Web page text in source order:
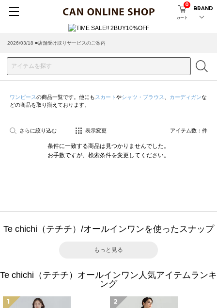
カート
0
BRAND
2026/03/18 ■店舗受け取りサービスのご案内
ワンピースの商品一覧です。他にも スカート やシャツ・ブラウス カーディガンな
どの商品を取り揃えております。
さらに絞り込む 表示変更 アイテム数： 件
条件に一致する商品は見つかりませんでした。
お手数ですが、検索条件を変更してください。
Te chichi（テチチ）/オールインワンを使ったスナップ
もっと見る
Te chichi（テチチ）オールインワン人気アイテムランキ
ング
1 2